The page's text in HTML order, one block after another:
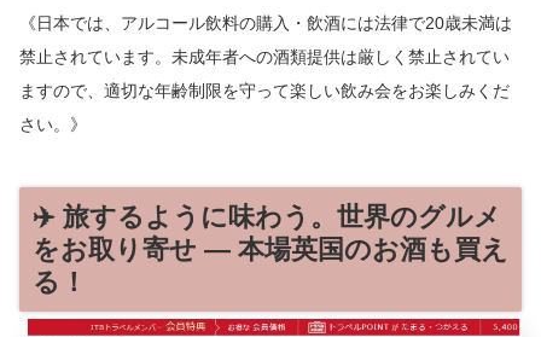
《日本では、アルコール飲料の購入・飲酒には法律で20歳未満は
禁止されています。未成年者への酒類提供は厳しく禁止されてい
ますので、適切な年齢制限を守って楽しい飲み会をお楽しみくだ
さい。》
✈️ 旅するように味わう。世界のグルメ
をお取り寄せ — 本場英国のお酒も買え
る！